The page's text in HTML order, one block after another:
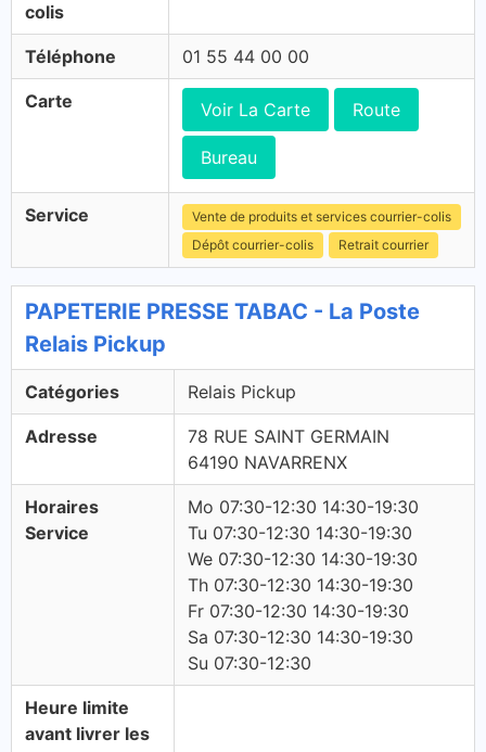
colis
Téléphone 01 55 44 00 00
Carte Voir La Carte Route
Bureau
Service
Vente de produits et services courrier-colis
Dépôt courrier-colis
Retrait courrier
PAPETERIE PRESSE TABAC - La Poste
Relais Pickup
Catégories Relais Pickup
Adresse
78 RUE SAINT GERMAIN
64190 NAVARRENX
Horaires
Service
Mo 07:30-12:30 14:30-19:30
Tu 07:30-12:30 14:30-19:30
We 07:30-12:30 14:30-19:30
Th 07:30-12:30 14:30-19:30
Fr 07:30-12:30 14:30-19:30
Sa 07:30-12:30 14:30-19:30
Su 07:30-12:30
Heure limite
avant livrer les